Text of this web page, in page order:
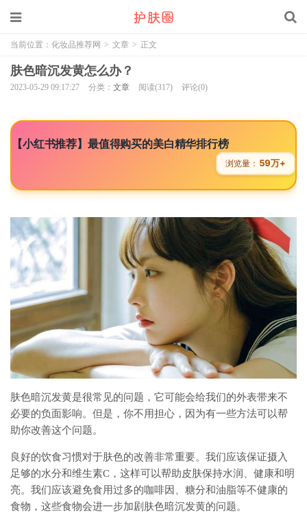
当前位置： 化妆品推荐网 > 文章 > 正文
肤色暗沉发黄怎么办？
2023-05-29 09:17:27 分类： 文章 阅读(317) 评论(0)
【小红书推荐】最值得购买的美白精华排行榜
浏览量： 59万+
肤色暗沉发黄是很常见的问题，它可能会给我们的外表带来不
必要的负面影响。但是，你不用担心，因为有一些方法可以帮
助你改善这个问题。
良好的饮食习惯对于肤色的改善非常重要。我们应该保证摄入
足够的水分和维生素C，这样可以帮助皮肤保持水润、健康和明
亮。我们应该避免食用过多的咖啡因、糖分和油脂等不健康的
食物，这些食物会进一步加剧肤色暗沉发黄的问题。